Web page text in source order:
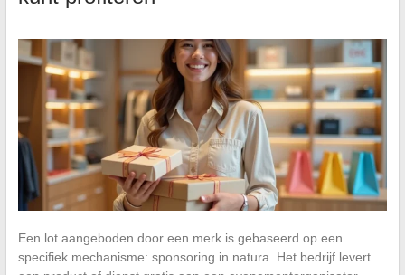
Een lot aangeboden door een merk is gebaseerd op een
specifiek mechanisme: sponsoring in natura. Het bedrijf levert